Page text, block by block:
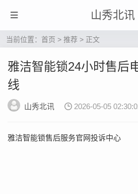
山秀北讯
当前位置： 首页 > 推荐 > 正文
雅洁智能锁24小时售后
线
山秀北讯 2026-05-05
雅洁智能锁售后服务官网投诉中心